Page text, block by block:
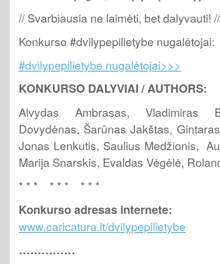
// Svarbiausia ne laimėti, bet dalyvauti! //
Konkurso #dvilypepilietybe nugalėtojai:
#dvilypepilietybe nugalėtojai>>>
KONKURSO DALYVIAI / AUTHORS:
Alvydas Ambrasas, Vladimiras
Dovydėnas, Šarūnas Jakštas,
Jonas Lenkutis, Saulius Medžionis,
Marija Snarskis, Evaldas Vėgėlė,
* * * * * * * * *
Konkurso adresas internete:
www.caricatura.lt/dvilypepilietybe
……………